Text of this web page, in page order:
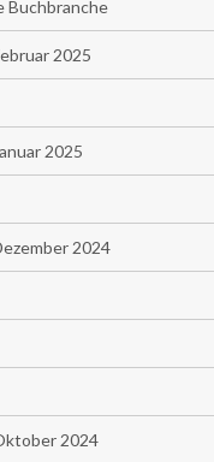
Buchbranche
2025
2025
2024
2024